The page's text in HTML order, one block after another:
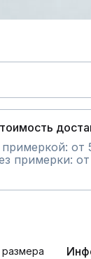
от
примерки:
размера